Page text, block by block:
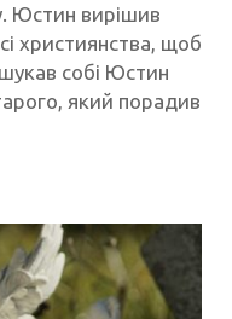
Юстин вирішив
християнства, щоб
собі Юстин
який порадив